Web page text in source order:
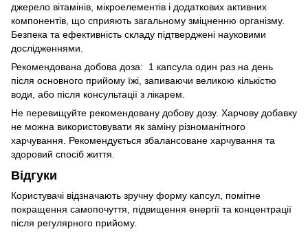
джерело вітамінів, мікроелементів і додаткових активних
компонентів, що сприяють загальному зміцненню організму.
Безпека та ефективність складу підтверджені науковими
дослідженнями.
Рекомендована добова доза: 1 капсула один раз на день
після основного прийому їжі, запиваючи великою кількістю
води, або після консультації з лікарем.
Не перевищуйте рекомендовану добову дозу. Харчову добавку
не можна використовувати як заміну різноманітного
харчування. Рекомендується збалансоване харчування та
здоровий спосіб життя.
Відгуки
Користувачі відзначають зручну форму капсул, помітне
покращення самопочуття, підвищення енергії та концентрації
після регулярного прийому.